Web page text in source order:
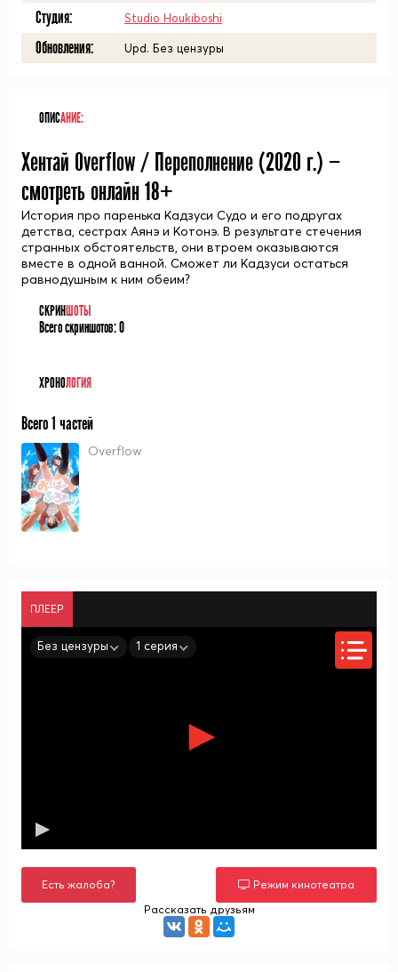
Студия: Studio Houkiboshi
Обновления: Upd. Без цензуры
ОПИСАНИЕ:
Хентай Overflow / Переполнение (2020 г.) —
смотреть онлайн 18+
История про паренька Кадзуси Судо и его подругах
детства, сестрах Аянэ и Котонэ. В результате стечения
странных обстоятельств, они втроем оказываются
вместе в одной ванной. Сможет ли Кадзуси остаться
равнодушным к ним обеим?
СКРИН ШОТЫ
Всего скриншотов:0
ХРОНОЛОГИЯ
Всего 1 частей
Overflow
ПЛЕЕР
Без цензуры 1 серия
Есть жалоба?
Режим кинотеатра
Рассказать друзьям